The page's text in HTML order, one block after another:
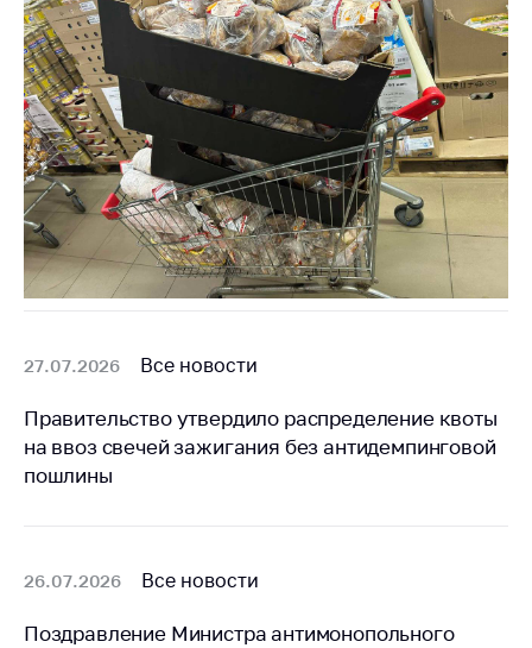
27.07.2026 Все новости
Правительство утвердило распределение квоты
на ввоз свечей зажигания без антидемпинговой
пошлины
26.07.2026 Все новости
Поздравление Министра антимонопольного